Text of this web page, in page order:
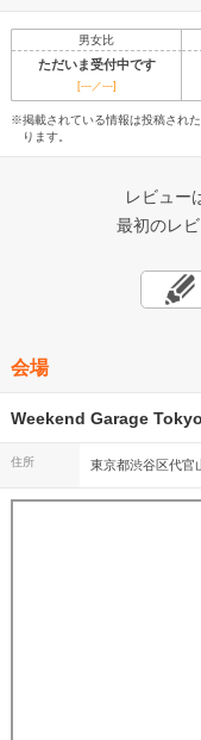
男女比
ただいま受付中です
[---／---]
※掲載されている情報は投稿され
ります。
レビュー
最初のレ
会場
Weekend Garage Tokyo
住所 東京都渋谷区代官